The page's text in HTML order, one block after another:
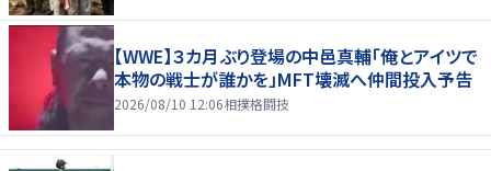
【WWE】３カ月ぶり登場の中邑真輔「俺とアイツで
本物の戦士が誰かを」MFT壊滅へ仲間投入予告
2026/08/10 12:06相撲格闘技